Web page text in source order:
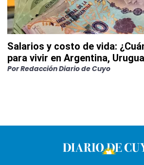
Salarios y costo de vida:
para vivir en Argentina,
PorRedacción Diario de Cuyo